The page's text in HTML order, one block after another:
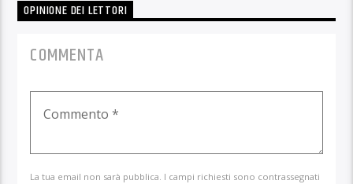
OPINIONE DEI LETTORI
COMMENTA
La tua email non sarà pubblica. I campi richiesti sono contrassegnati